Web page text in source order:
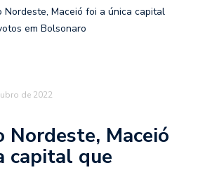
Nordeste, Maceió foi a única capital
em Bolsonaro
de 2022
Nordeste, Maceió
capital que